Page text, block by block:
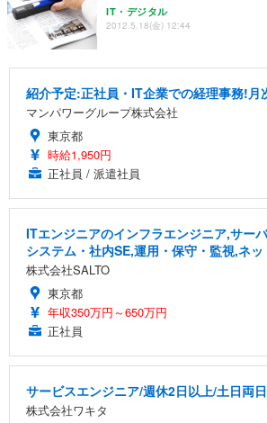
IT・デジタル
2012.5.18(金) 12:44
紹介予定:正社員・IT企業での経理事務!月
マンパワーグループ株式会社
東京都
時給1,950円
正社員 / 派遣社員
ITエンジニアのインフラエンジニア,サー
システム・社内SE,運用・保守・監視,ネ
株式会社SALTO
東京都
年収350万円～650万円
正社員
サービスエンジニア/週休2日以上/土日両
株式会社ワキタ